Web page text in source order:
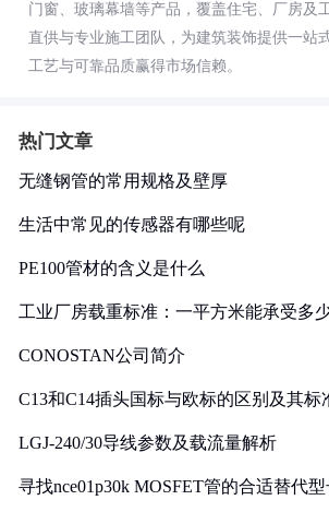
门窗、玻璃幕墙等产品，覆盖住宅、厂房及
直供与专业施工团队，为建筑装饰提供一站
工艺与可靠品质赢得市场信赖。
热门文章
无缝钢管的常用规格及壁厚
生活中常见的传感器有哪些呢
PE100管材的含义是什么
工业厂房载重标准：一平方米能承受多
CONOSTAN公司简介
C13和C14插头国标与欧标的区别及其标
LGJ-240/30导线参数及载流量解析
寻找nce01p30k MOSFET管的合适替代